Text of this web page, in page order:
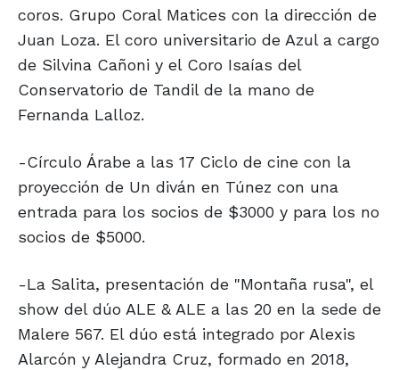
coros. Grupo Coral Matices con la dirección de
Juan Loza. El coro universitario de Azul a cargo
de Silvina Cañoni y el Coro Isaías del
Conservatorio de Tandil de la mano de
Fernanda Lalloz.
-Círculo Árabe a las 17 Ciclo de cine con la
proyección de Un diván en Túnez con una
entrada para los socios de $3000 y para los no
socios de $5000.
-La Salita, presentación de "Montaña rusa", el
show del dúo ALE & ALE a las 20 en la sede de
Malere 567. El dúo está integrado por Alexis
Alarcón y Alejandra Cruz, formado en 2018,